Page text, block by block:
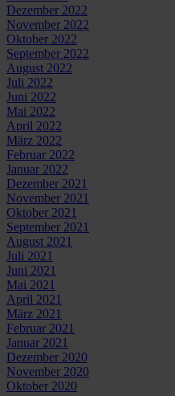
Dezember 2022
November 2022
Oktober 2022
September 2022
August 2022
Juli 2022
Juni 2022
Mai 2022
April 2022
März 2022
Februar 2022
Januar 2022
Dezember 2021
November 2021
Oktober 2021
September 2021
August 2021
Juli 2021
Juni 2021
Mai 2021
April 2021
März 2021
Februar 2021
Januar 2021
Dezember 2020
November 2020
Oktober 2020